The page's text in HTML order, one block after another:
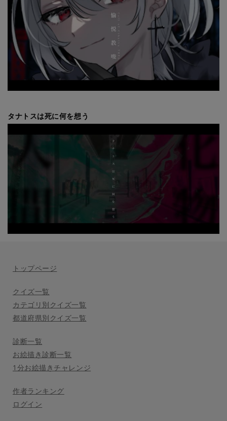
タナトスは死に何を想う
トップページ
クイズ一覧
カテゴリ別クイズ一覧
都道府県別クイズ一覧
診断一覧
お絵描き診断一覧
1分お絵描きチャレンジ
作者ランキング
ログイン